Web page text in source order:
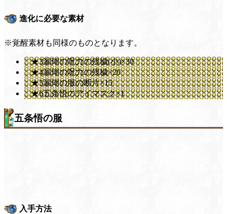
進化に必要な素材
※覚醒素材も同様のものとなります。
★3漏瑚の呪力の残穢(小)×30
★4漏瑚の呪力の残穢×20
★5漏瑚の服の断片×15
★6五条悟のアイマスク×1
五条悟の服
入手方法